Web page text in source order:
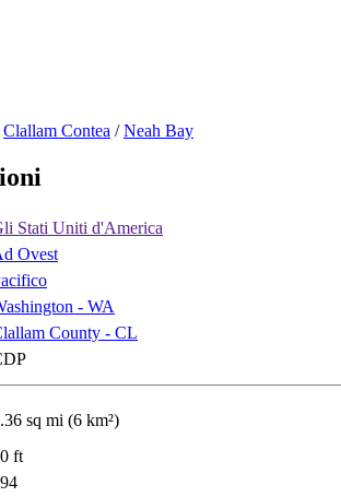
Clallam Contea /Neah Bay
Stati Uniti d'America
Ovest
- WA
County - CL
sq mi (6 km²)
ft